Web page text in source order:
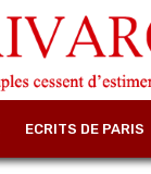
ECRITS DE PARIS